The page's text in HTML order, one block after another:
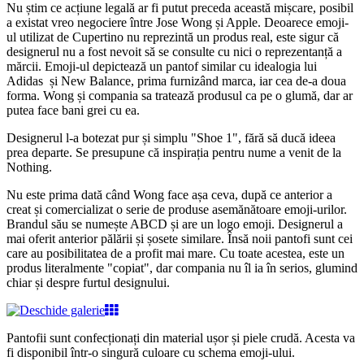
Nu știm ce acțiune legală ar fi putut preceda această mișcare, posibil
a existat vreo negociere între Jose Wong și Apple. Deoarece emoji-
ul utilizat de Cupertino nu reprezintă un produs real, este sigur că
designerul nu a fost nevoit să se consulte cu nici o reprezentanță a
mărcii. Emoji-ul depictează un pantof similar cu idealogia lui
Adidas și New Balance, prima furnizând marca, iar cea de-a doua
forma. Wong și compania sa tratează produsul ca pe o glumă, dar ar
putea face bani grei cu ea.
Designerul l-a botezat pur și simplu "Shoe 1", fără să ducă ideea
prea departe. Se presupune că inspirația pentru nume a venit de la
Nothing.
Nu este prima dată când Wong face așa ceva, după ce anterior a
creat și comercializat o serie de produse asemănătoare emoji-urilor.
Brandul său se numește ABCD și are un logo emoji. Designerul a
mai oferit anterior pălării și șosete similare. Însă noii pantofi sunt cei
care au posibilitatea de a profit mai mare. Cu toate acestea, este un
produs literalmente "copiat", dar compania nu îl ia în serios, glumind
chiar și despre furtul designului.
Pantofii sunt confecționați din material ușor și piele crudă. Acesta va
fi disponibil într-o singură culoare cu schema emoji-ului.